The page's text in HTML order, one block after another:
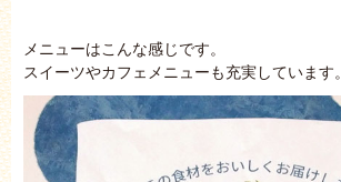
メニューはこんな感じです。
スイーツやカフェメニューも充実しています。